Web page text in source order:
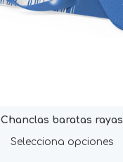
Chanclas baratas rayas
Selecciona opciones